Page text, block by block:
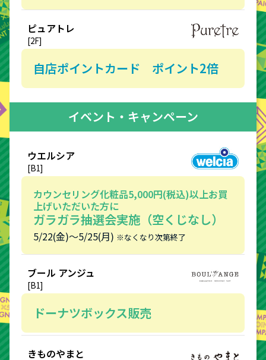
ピュアトレ
[2F]
自店ポイントカード ポイント2倍
イベント・キャンペーン
ウエルシア
[B1]
カウンセリング化粧品5,000円(税込)以上お買
上げいただいた方に
ガラガラ抽選会実施（空くじなし）
5/22(金)〜5/25(月) ※なくなり次第終了
ブール アンジュ
[B1]
ドーナツボックス販売
きものやまと